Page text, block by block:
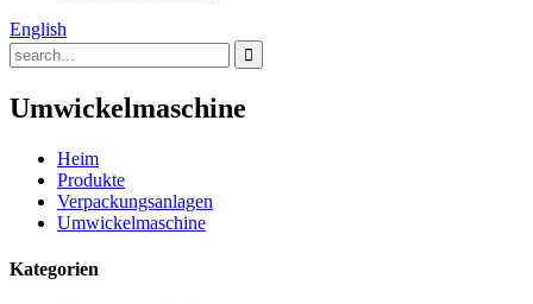
English
Umwickelmaschine
Heim
Produkte
Verpackungsanlagen
Umwickelmaschine
Kategorien